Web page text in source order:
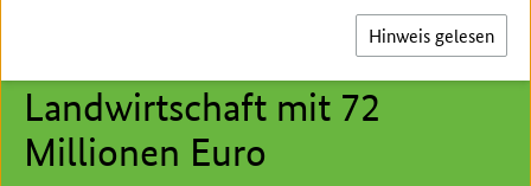
BMLEH fördert alternative
Landwirtschaft mit 72
Millionen Euro
Hinweis gelesen